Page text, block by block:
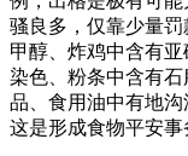
骚良多，仅靠少量
甲醇、炸鸡中含有
染色、粉条中含有
品、食用油中有地沟
这是形成食物平安事